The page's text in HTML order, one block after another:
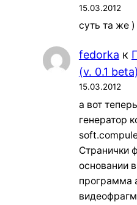
15.03.2012
суть та же )
fedorka к
(v. 0.1 beta)
15.03.2012
а вот
генератор
Странички
основании
программа